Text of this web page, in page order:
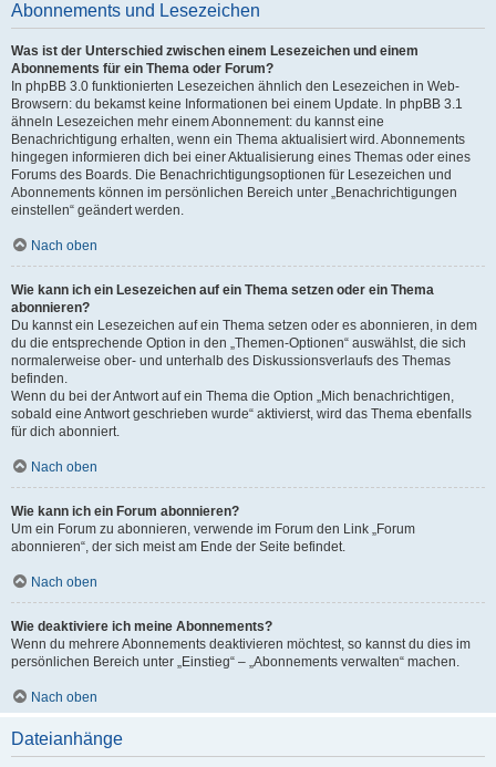
Abonnements und Lesezeichen
Was ist der Unterschied zwischen einem Lesezeichen und einem
Abonnements für ein Thema oder Forum?
In phpBB 3.0 funktionierten Lesezeichen ähnlich den Lesezeichen in Web-
Browsern: du bekamst keine Informationen bei einem Update. In phpBB 3.1
ähneln Lesezeichen mehr einem Abonnement: du kannst eine
Benachrichtigung erhalten, wenn ein Thema aktualisiert wird. Abonnements
hingegen informieren dich bei einer Aktualisierung eines Themas oder eines
Forums des Boards. Die Benachrichtigungsoptionen für Lesezeichen und
Abonnements können im persönlichen Bereich unter „Benachrichtigungen
einstellen“ geändert werden.
Nach oben
Wie kann ich ein Lesezeichen auf ein Thema setzen oder ein Thema
abonnieren?
Du kannst ein Lesezeichen auf ein Thema setzen oder es abonnieren, in dem
du die entsprechende Option in den „Themen-Optionen“ auswählst, die sich
normalerweise ober- und unterhalb des Diskussionsverlaufs des Themas
befinden.
Wenn du bei der Antwort auf ein Thema die Option „Mich benachrichtigen,
sobald eine Antwort geschrieben wurde“ aktivierst, wird das Thema ebenfalls
für dich abonniert.
Nach oben
Wie kann ich ein Forum abonnieren?
Um ein Forum zu abonnieren, verwende im Forum den Link „Forum
abonnieren“, der sich meist am Ende der Seite befindet.
Nach oben
Wie deaktiviere ich meine Abonnements?
Wenn du mehrere Abonnements deaktivieren möchtest, so kannst du dies im
persönlichen Bereich unter „Einstieg“ – „Abonnements verwalten“ machen.
Nach oben
Dateianhänge